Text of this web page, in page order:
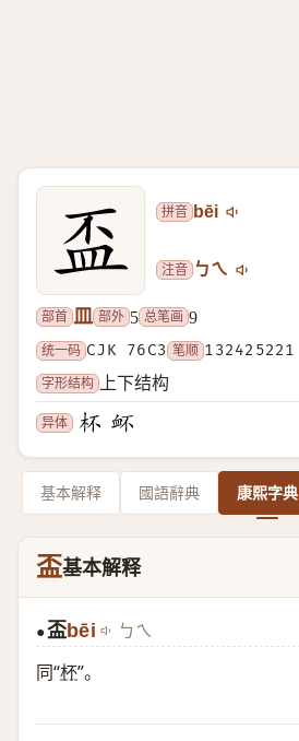
拼音 bēi
注音 ㄅㄟ
部首 皿 部外 5 总笔画 9
统一码 CJK 76C3 笔顺 132425221
字形结构
上下结构
异体
基本解释 國語辭典 康熙字典
盃基本解释
●盃bēi ㄅㄟ
同“杯”。